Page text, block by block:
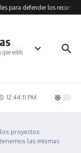
para defender los
estés
12:44:11 PM
proyectos
las mismas